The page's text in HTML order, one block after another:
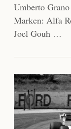
Umberto
Marken: Alfa
Joel Gouh …